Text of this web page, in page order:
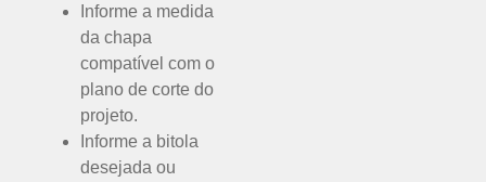
Informe a medida
da chapa
compatível com o
plano de corte do
projeto.
Informe a bitola
desejada ou